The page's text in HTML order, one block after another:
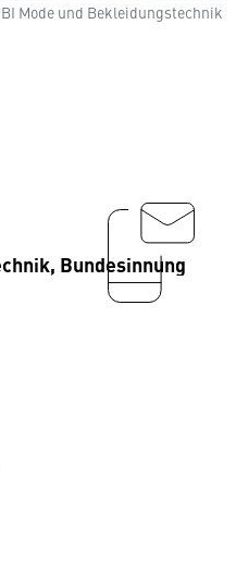
Mode und Bekleidungstechnik
Bundesinnung